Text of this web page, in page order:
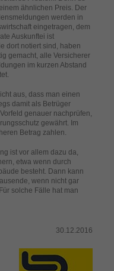
ähnlichen Preis. Der
werden in
eingetragen, dem
Auskunftei ist
dort notiert sind, haben
gemacht, alle Versicherer
im kurzen Abstand
aus, dass man einen
damit als Betrüger
genauer nachprüfen,
gewährt. Im
Betrag zahlen.
ist vor allem dazu da,
etwa wenn durch
besteht. Dann kann
wenn nicht gar
solche Fälle hat man
30.12.2016
zu verbessern.
werden (z. B. IP-
und Inhalte oder
Informationen über die
verwendeten Cookies. Sie
so nur bestimmte
Speichern
akzeptieren
Funktionen und sind für
Plattformen werden